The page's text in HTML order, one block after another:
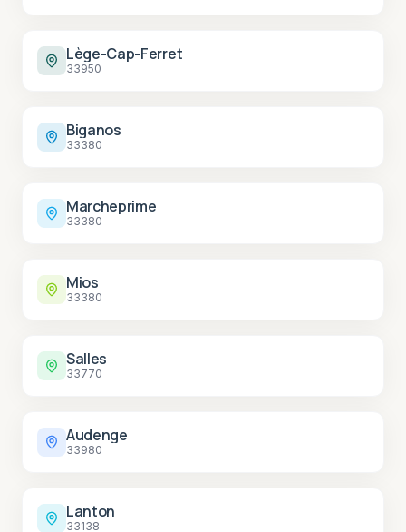
Lège-Cap-Ferret
33950
Biganos
33380
Marcheprime
33380
Mios
33380
Salles
33770
Audenge
33980
Lanton
33138